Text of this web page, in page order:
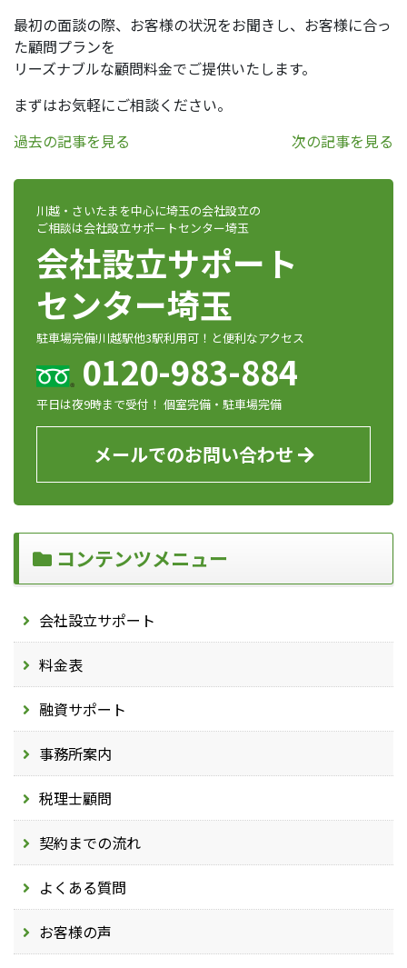
川越・さいたまを中心に埼玉の会社設立の
ご相談は会社設立サポートセンター埼玉
会社設立サポート
センター埼玉
駐車場完備!川越駅他3駅利用可！と便利なアクセス
0120-983-884
平日は夜9時まで受付！ 個室完備・駐車場完備
メールでのお問い合わせ
コンテンツメニュー
会社設立サポート
料金表
融資サポート
事務所案内
税理士顧問
契約までの流れ
よくある質問
お客様の声
最初の面談の際、お客様の状況をお聞きし、お客様に合っ
た顧問プランを
リーズナブルな顧問料金でご提供いたします。
まずはお気軽にご相談ください。
過去の記事を見る
次の記事を見る